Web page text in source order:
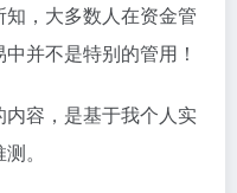
，大多数人在资金管
并不是特别的管用！
容，是基于我个人实
。